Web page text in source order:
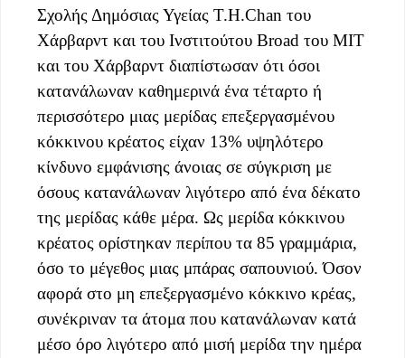
Σχολής Δημόσιας Υγείας T.H.Chan του
Χάρβαρντ και του Ινστιτούτου Broad του ΜΙΤ
και του Χάρβαρντ διαπίστωσαν ότι όσοι
κατανάλωναν καθημερινά ένα τέταρτο ή
περισσότερο μιας μερίδας επεξεργασμένου
κόκκινου κρέατος είχαν 13% υψηλότερο
κίνδυνο εμφάνισης άνοιας σε σύγκριση με
όσους κατανάλωναν λιγότερο από ένα δέκατο
της μερίδας κάθε μέρα. Ως μερίδα κόκκινου
κρέατος ορίστηκαν περίπου τα 85 γραμμάρια,
όσο το μέγεθος μιας μπάρας σαπουνιού. Όσον
αφορά στο μη επεξεργασμένο κόκκινο κρέας,
συνέκριναν τα άτομα που κατανάλωναν κατά
μέσο όρο λιγότερο από μισή μερίδα την ημέρα